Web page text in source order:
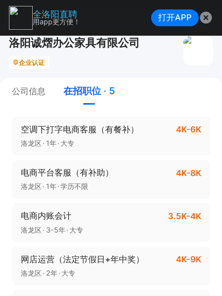
洛阳诚熠办公家具有限公司
企业认证
公司信息 在招职位 · 5
空调下打字电商客服（有餐补） 4K-6K
洛龙区 1年 大专
电商平台客服（有补助） 4K-8K
洛龙区 1年 学历不限
电商内账会计 3.5K-4K
洛龙区 3-5年 大专
网店运营（法定节假日+年中奖） 4K-9K
洛龙区 2年 大专
全洛阳直聘
用app更方便！ 打开APP